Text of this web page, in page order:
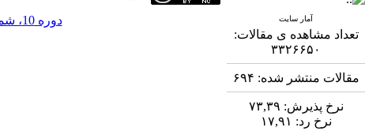
آمار سایت
تعداد مشاهده ی مقالات:
۳۳۲۶۶۵۰
مقالات منتشر شده: ۶۹۴
نرخ پذیرش: ۷۳,۳۹
نرخ رد: ۱۷,۹۱
دوره 10، شماره 3 - ( 12-1399 )